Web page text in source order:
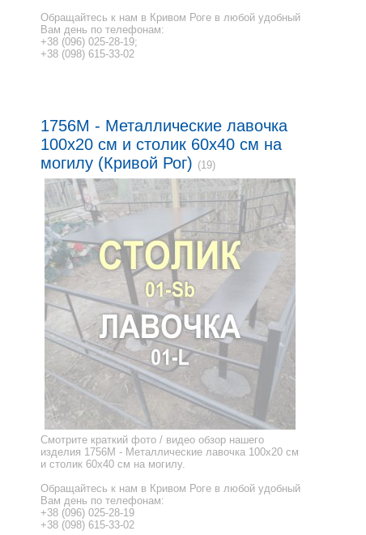
Обращайтесь к нам в Кривом Роге в любой удобный
Вам день по телефонам:
+38 (096) 025-28-19;
+38 (098) 615-33-02
1756M - Металлические лавочка
100x20 см и столик 60x40 см на
могилу (Кривой Рог) (19)
Смотрите краткий фото / видео обзор нашего
изделия 1756M - Металлические лавочка 100x20 см
и столик 60x40 см на могилу.
Обращайтесь к нам в Кривом Роге в любой удобный
Вам день по телефонам:
+38 (096) 025-28-19
+38 (098) 615-33-02